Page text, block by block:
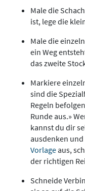
Male die
ist, lege die
Male die
ein Weg
das zweite
Markiere
sind die
Regeln
Runde aus.»
kannst du dir
ausdenken
Vorlage aus,
der richtigen
Schneide